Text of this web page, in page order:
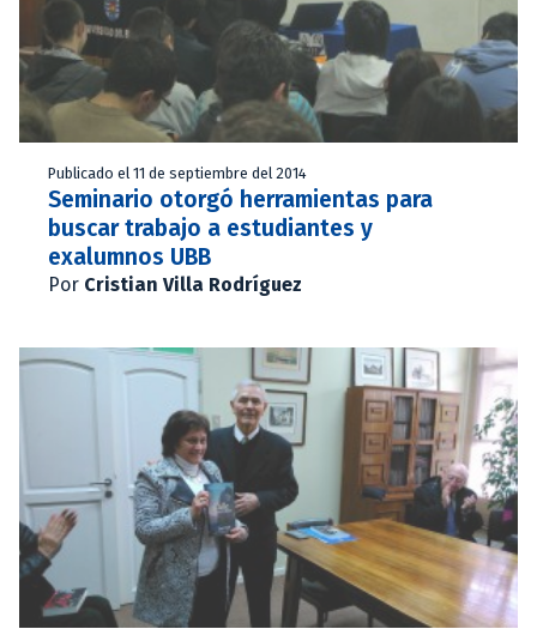
Publicado el 11 de septiembre del 2014
Seminario otorgó herramientas para
buscar trabajo a estudiantes y
exalumnos UBB
Por Cristian Villa Rodríguez